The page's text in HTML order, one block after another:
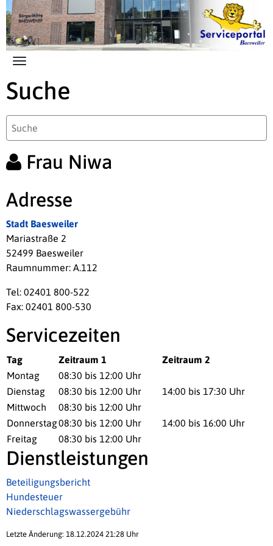
Zum Hauptinhalt springen
Suche
Frau Niwa
Adresse
Stadt Baesweiler
Mariastraße 2
52499 Baesweiler
Raumnummer: A.112
Tel: 02401 800-522
Fax: 02401 800-530
Servicezeiten
Tag Zeitraum 1
Zeitraum 2
Montag
08:30 bis 12:00 Uhr
Dienstag
08:30 bis 12:00 Uhr
14:00 bis 17:30 Uhr
Mittwoch
08:30 bis 12:00 Uhr
Donnerstag08:30 bis 12:00 Uhr
14:00 bis 16:00 Uhr
Freitag
08:30 bis 12:00 Uhr
Dienstleistungen
Beteiligungsbericht
Hundesteuer
Niederschlagswassergebühr
Letzte Änderung: 18.12.2024 21:28 Uhr